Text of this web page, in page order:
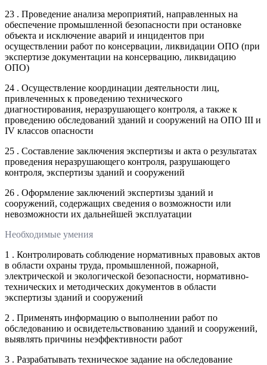
23 . Проведение анализа мероприятий, направленных на
обеспечение промышленной безопасности при остановке
объекта и исключение аварий и инцидентов при
осуществлении работ по консервации, ликвидации ОПО (при
экспертизе документации на консервацию, ликвидацию
ОПО)
24 . Осуществление координации деятельности лиц,
привлеченных к проведению технического
диагностирования, неразрушающего контроля, а также к
проведению обследований зданий и сооружений на ОПО III и
IV классов опасности
25 . Составление заключения экспертизы и акта о результатах
проведения неразрушающего контроля, разрушающего
контроля, экспертизы зданий и сооружений
26 . Оформление заключений экспертизы зданий и
сооружений, содержащих сведения о возможности или
невозможности их дальнейшей эксплуатации
Необходимые умения
1 . Контролировать соблюдение нормативных правовых актов
в области охраны труда, промышленной, пожарной,
электрической и экологической безопасности, нормативно-
технических и методических документов в области
экспертизы зданий и сооружений
2 . Применять информацию о выполнении работ по
обследованию и освидетельствованию зданий и сооружений,
выявлять причины неэффективности работ
3 . Разрабатывать техническое задание на обследование